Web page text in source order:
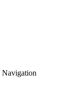
Navigation